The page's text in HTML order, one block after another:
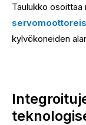
Taulukko osoittaa
kylvökoneiden